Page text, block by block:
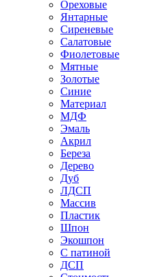
Ореховые
Янтарные
Сиреневые
Салатовые
Фиолетовые
Мятные
Золотые
Синие
Материал
МДФ
Эмаль
Акрил
Береза
Дерево
Дуб
ЛДСП
Массив
Пластик
Шпон
Экошпон
С патиной
ДСП